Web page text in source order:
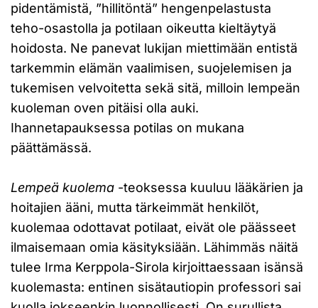
pidentämistä, ”hillitöntä” hengenpelastusta
teho-osastolla ja potilaan oikeutta kieltäytyä
hoidosta. Ne panevat lukijan miettimään entistä
tarkemmin elämän vaalimisen, suojelemisen ja
tukemisen velvoitetta sekä sitä, milloin lempeän
kuoleman oven pitäisi olla auki.
Ihannetapauksessa potilas on mukana
päättämässä.
Lempeä kuolema -teoksessa kuuluu lääkärien ja
hoitajien ääni, mutta tärkeimmät henkilöt,
kuolemaa odottavat potilaat, eivät ole päässeet
ilmaisemaan omia käsityksiään. Lähimmäs näitä
tulee Irma Kerppola-Sirola kirjoittaessaan isänsä
kuolemasta: entinen sisätautiopin professori sai